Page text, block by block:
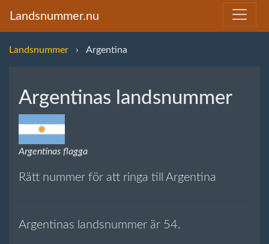
Landsnummer.nu
Landsnummer Argentina
Argentinas landsnummer
Argentinas flagga
Rätt nummer för att ringa till Argentina
Argentinas landsnummer är 54.